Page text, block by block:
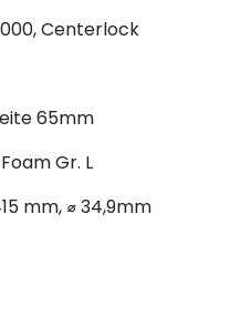
Centerlock
65mm
Gr. L
mm, ⌀ 34,9mm